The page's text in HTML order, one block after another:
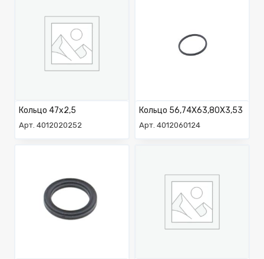
Кольцо 47х2,5
Арт. 4012020252
Кольцо 56,74X63,80X3,53
Арт. 4012060124